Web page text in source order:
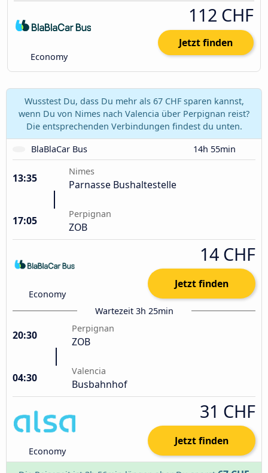
Economy
112 CHF
Jetzt finden
Wusstest Du, dass Du mehr als 67 CHF sparen kannst,
wenn Du von Nimes nach Valencia über Perpignan reist?
Die entsprechenden Verbindungen findest du unten.
BlaBlaCar Bus
14h 55min
13:35
Nimes
Parnasse Bushaltestelle
17:05
Perpignan
ZOB
Economy
14 CHF
Jetzt finden
Wartezeit 3h 25min
20:30
Perpignan
ZOB
04:30
Valencia
Busbahnhof
Economy
31 CHF
Jetzt finden